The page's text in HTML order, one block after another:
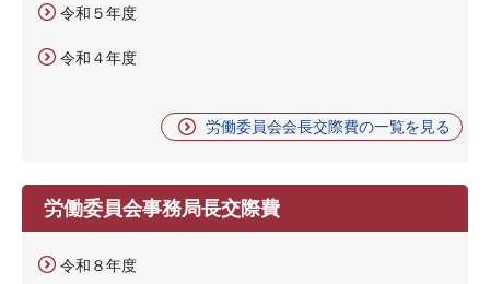
令和５年度
令和４年度
労働委員会会長交際費の一覧を見る
労働委員会事務局長交際費
令和８年度